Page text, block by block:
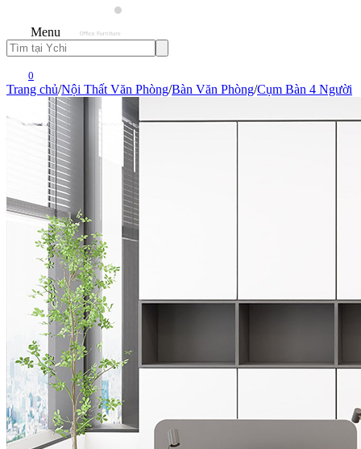
Menu
0
Trang chủ/Nội Thất Văn Phòng/Bàn Văn Phòng/Cụm Bàn 4 Người